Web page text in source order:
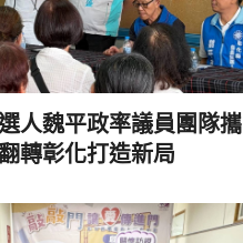
人魏平政率議員團隊攜
轉彰化打造新局